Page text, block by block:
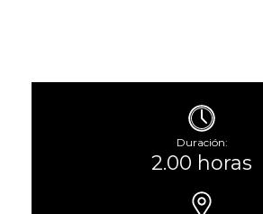
Duración:
2.00 horas